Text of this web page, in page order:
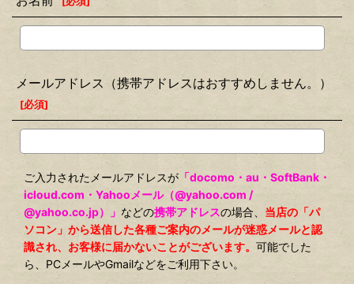
メールアドレス（携帯アドレスはおすすめしません。）
[必須]
ご入力されたメールアドレスが 「docomo・au・SoftBank・
icloud.com・Yahooメール（@yahoo.com /
@yahoo.co.jp）」 などの携帯アドレスの場合、 当店の「パ
ソコン」から送信した各種ご案内のメールが迷惑メールと認
識され、お客様に届かないことがございます。 可能でした
ら、PCメールやGmailなどをご利用下さい。